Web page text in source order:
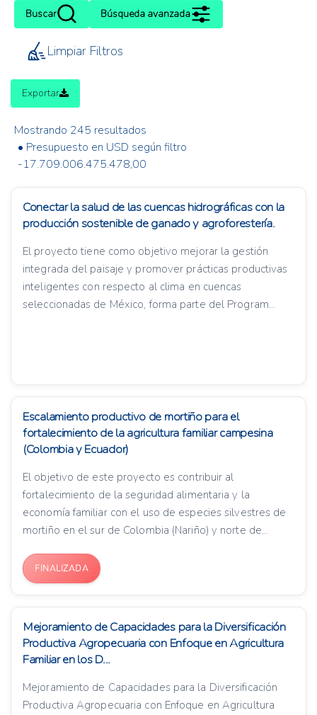
Buscar Búsqueda avanzada
Limpiar Filtros
Exportar
Mostrando 245 resultados
• Presupuesto en USD según filtro
-17.709.006.475.478,00
Conectar la salud de las cuencas hidrográficas con la
producción sostenible de ganado y agroforestería.
El proyecto tiene como objetivo mejorar la gestión
integrada del paisaje y promover prácticas productivas
inteligentes con respecto al clima en cuencas
seleccionadas de México, forma parte del Program...
Escalamiento productivo de mortiño para el
fortalecimiento de la agricultura familiar campesina
(Colombia y Ecuador)
El objetivo de este proyecto es contribuir al
fortalecimiento de la seguridad alimentaria y la
economía familiar con el uso de especies silvestres de
mortiño en el sur de Colombia (Nariño) y norte de...
FINALIZADA
Mejoramiento de Capacidades para la Diversificación
Productiva Agropecuaria con Enfoque en Agricultura
Familiar en los D...
Mejoramiento de Capacidades para la Diversificación
Productiva Agropecuaria con Enfoque en Agricultura